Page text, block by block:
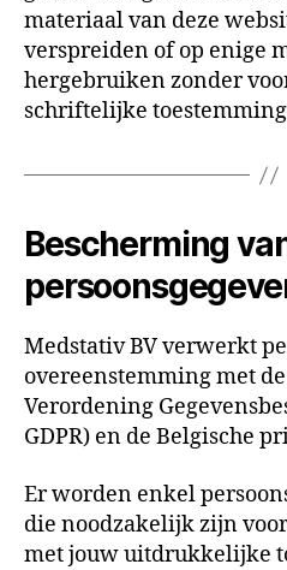
materiaal van deze
verspreiden of op enige
hergebruiken zonder
schriftelijke
Bescherming
Medstativ BV verwerkt
overeenstemming met
Verordening
GDPR) en de Belgische
Er worden enkel
die noodzakelijk zijn
met jouw uitdrukkelijke